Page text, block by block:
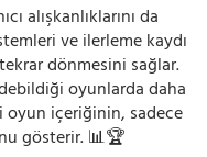
alışkanlıklarını da
ve ilerleme kaydı
dönmesini sağlar.
oyunlarda daha
içeriğinin, sadece
gösterir. 📊🏆